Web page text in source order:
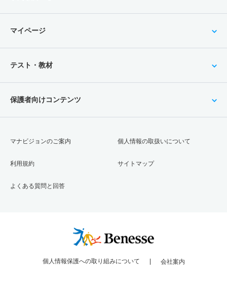
マイページ
テスト・教材
保護者向けコンテンツ
マナビジョンのご案内
利用規約
よくある質問と回答
個人情報の取扱いについて
サイトマップ
個人情報保護への取り組みについて 会社案内